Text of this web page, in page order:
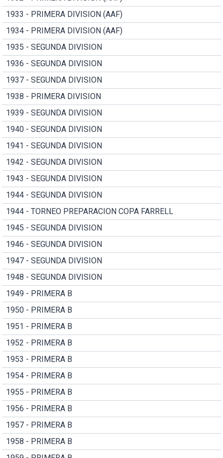
1933 - PRIMERA DIVISION (AAF)
1934 - PRIMERA DIVISION (AAF)
1935 - SEGUNDA DIVISION
1936 - SEGUNDA DIVISION
1937 - SEGUNDA DIVISION
1938 - PRIMERA DIVISION
1939 - SEGUNDA DIVISION
1940 - SEGUNDA DIVISION
1941 - SEGUNDA DIVISION
1942 - SEGUNDA DIVISION
1943 - SEGUNDA DIVISION
1944 - SEGUNDA DIVISION
1944 - TORNEO PREPARACION COPA FARRELL
1945 - SEGUNDA DIVISION
1946 - SEGUNDA DIVISION
1947 - SEGUNDA DIVISION
1948 - SEGUNDA DIVISION
1949 - PRIMERA B
1950 - PRIMERA B
1951 - PRIMERA B
1952 - PRIMERA B
1953 - PRIMERA B
1954 - PRIMERA B
1955 - PRIMERA B
1956 - PRIMERA B
1957 - PRIMERA B
1958 - PRIMERA B